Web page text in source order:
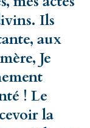
Ils
aux
Je
! Le
la